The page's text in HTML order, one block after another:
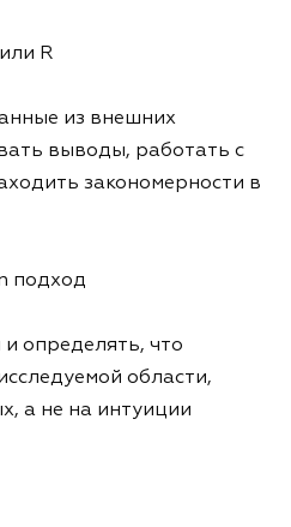
R
из внешних
выводы, работать с
закономерности в
подход
определять, что
области,
а не на интуиции